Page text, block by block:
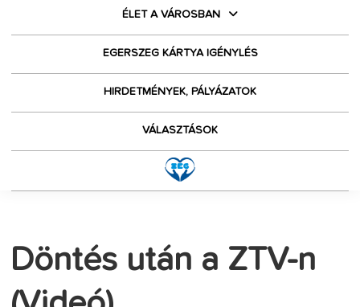
ÉLET A VÁROSBAN
EGERSZEG KÁRTYA IGÉNYLÉS
HIRDETMÉNYEK, PÁLYÁZATOK
VÁLASZTÁSOK
Döntés után a ZTV-n